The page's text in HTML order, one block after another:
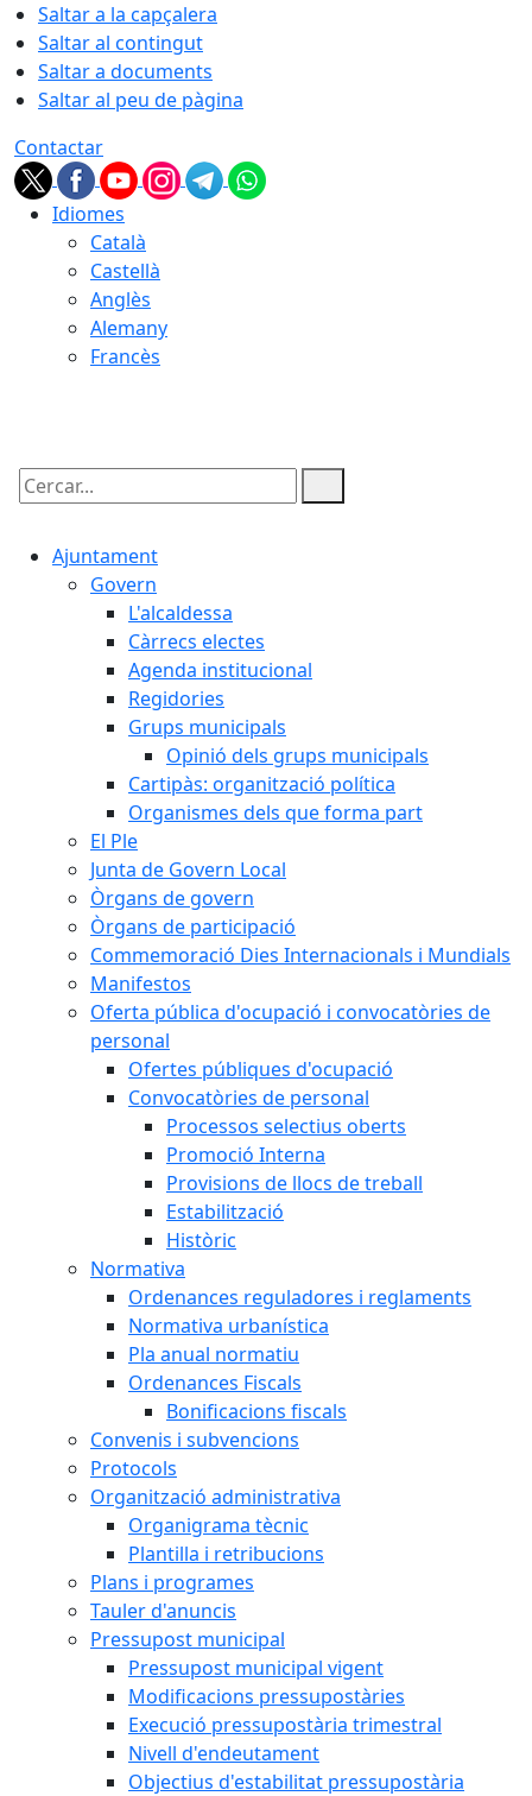
Saltar a la capçalera
Saltar al contingut
Saltar a documents
Saltar al peu de pàgina
Contactar
Idiomes
Català
Castellà
Anglès
Alemany
Francès
Cercar:
Ajuntament
Govern
L'alcaldessa
Càrrecs electes
Agenda institucional
Regidories
Grups municipals
Opinió dels grups municipals
Cartipàs: organització política
Organismes dels que forma part
El Ple
Junta de Govern Local
Òrgans de govern
Òrgans de participació
Commemoració Dies Internacionals i Mundials
Manifestos
Oferta pública d'ocupació i convocatòries de
personal
Ofertes públiques d'ocupació
Convocatòries de personal
Processos selectius oberts
Promoció Interna
Provisions de llocs de treball
Estabilització
Històric
Normativa
Ordenances reguladores i reglaments
Normativa urbanística
Pla anual normatiu
Ordenances Fiscals
Bonificacions fiscals
Convenis i subvencions
Protocols
Organització administrativa
Organigrama tècnic
Plantilla i retribucions
Plans i programes
Tauler d'anuncis
Pressupost municipal
Pressupost municipal vigent
Modificacions pressupostàries
Execució pressupostària trimestral
Nivell d'endeutament
Objectius d'estabilitat pressupostària